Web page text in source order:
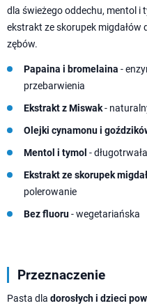
dla świeżego oddechu, mentol i
ekstrakt ze skorupek
zębów.
Papaina i bromelaina -
przebarwienia
Ekstrakt z Miswak-
Olejki cynamonu i
Mentol i tymol -
Ekstrakt ze skorupek
polerowanie
Bez fluoru- wegetariańska
Przeznaczenie
Pasta dla dorosłych i dzieci